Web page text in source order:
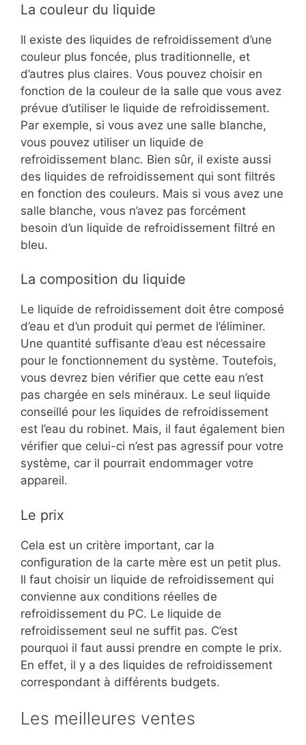
La couleur du liquide
Il existe des liquides de refroidissement d’une
couleur plus foncée, plus traditionnelle, et
d’autres plus claires. Vous pouvez choisir en
fonction de la couleur de la salle que vous avez
prévue d’utiliser le liquide de refroidissement.
Par exemple, si vous avez une salle blanche,
vous pouvez utiliser un liquide de
refroidissement blanc. Bien sûr, il existe aussi
des liquides de refroidissement qui sont filtrés
en fonction des couleurs. Mais si vous avez une
salle blanche, vous n’avez pas forcément
besoin d’un liquide de refroidissement filtré en
bleu.
La composition du liquide
Le liquide de refroidissement doit être composé
d’eau et d’un produit qui permet de l’éliminer.
Une quantité suffisante d’eau est nécessaire
pour le fonctionnement du système. Toutefois,
vous devrez bien vérifier que cette eau n’est
pas chargée en sels minéraux. Le seul liquide
conseillé pour les liquides de refroidissement
est l’eau du robinet. Mais, il faut également bien
vérifier que celui-ci n’est pas agressif pour votre
système, car il pourrait endommager votre
appareil.
Le prix
Cela est un critère important, car la
configuration de la carte mère est un petit plus.
Il faut choisir un liquide de refroidissement qui
convienne aux conditions réelles de
refroidissement du PC. Le liquide de
refroidissement seul ne suffit pas. C’est
pourquoi il faut aussi prendre en compte le prix.
En effet, il y a des liquides de refroidissement
correspondant à différents budgets.
Les meilleures ventes